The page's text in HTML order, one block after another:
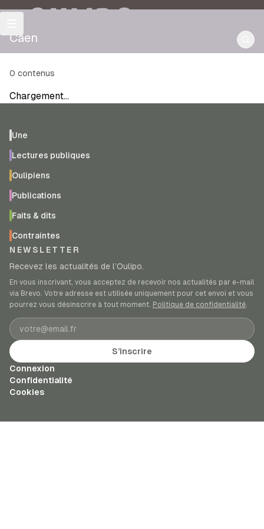
OULIPO
Caen
0 contenus
Chargement…
Une
Lectures publiques
Oulipiens
Publications
Faits & dits
Contraintes
NEWSLETTER
Recevez les actualités de l’Oulipo.
En vous inscrivant, vous acceptez de recevoir nos actualités par e-mail
via Brevo. Votre adresse est utilisée uniquement pour cet envoi et vous
pourrez vous désinscrire à tout moment. Politique de confidentialité.
Adresse e-mail
S’inscrire
Connexion
Confidentialité
Cookies